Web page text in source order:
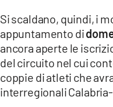
Si scaldano, quindi, i
appuntamento di
ancora aperte le
del circuito nel cui
coppie di atleti che
interregionali